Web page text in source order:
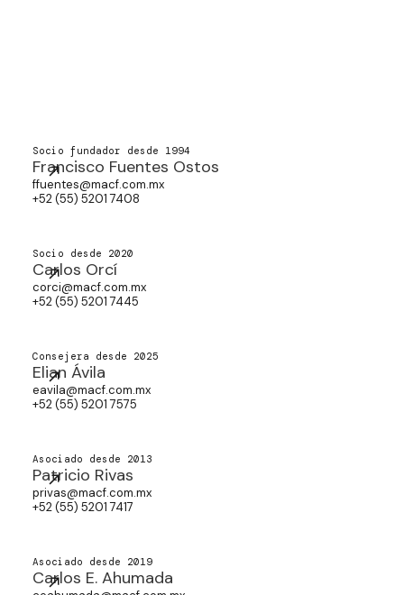
Socio fundador desde 1994
Francisco Fuentes Ostos
ffuentes@macf.com.mx
+52 (55) 5201 7408
Socio desde 2020
Carlos Orcí
corci@macf.com.mx
+52 (55) 5201 7445
Consejera desde 2025
Elian Ávila
eavila@macf.com.mx
+52 (55) 5201 7575
Asociado desde 2013
Patricio Rivas
privas@macf.com.mx
+52 (55) 5201 7417
Asociado desde 2019
Carlos E. Ahumada